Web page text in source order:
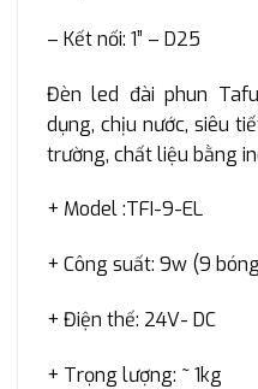
– Kết nối: 1” – D25
Đèn led đài phun
dụng, chịu nước, siêu
trường, chất liệu bằng
+ Model :TFI-9-EL
+ Công suất: 9w (9
+ Điện thế: 24V- DC
+ Trọng lượng: ~ 1kg